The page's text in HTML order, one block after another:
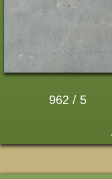
962 / 5